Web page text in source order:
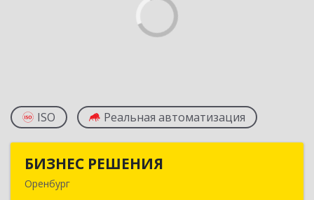
ISO Реальная автоматизация
БИЗНЕС РЕШЕНИЯ
Оренбург
БИЗНЕС РЕШЕНИЯ